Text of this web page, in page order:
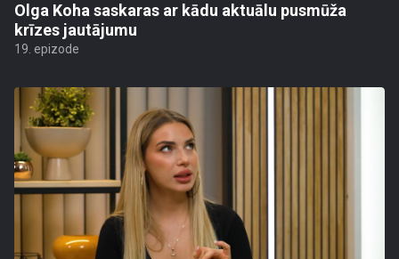
Olga Koha saskaras ar kādu aktuālu pusmūža
krīzes jautājumu
19. epizode